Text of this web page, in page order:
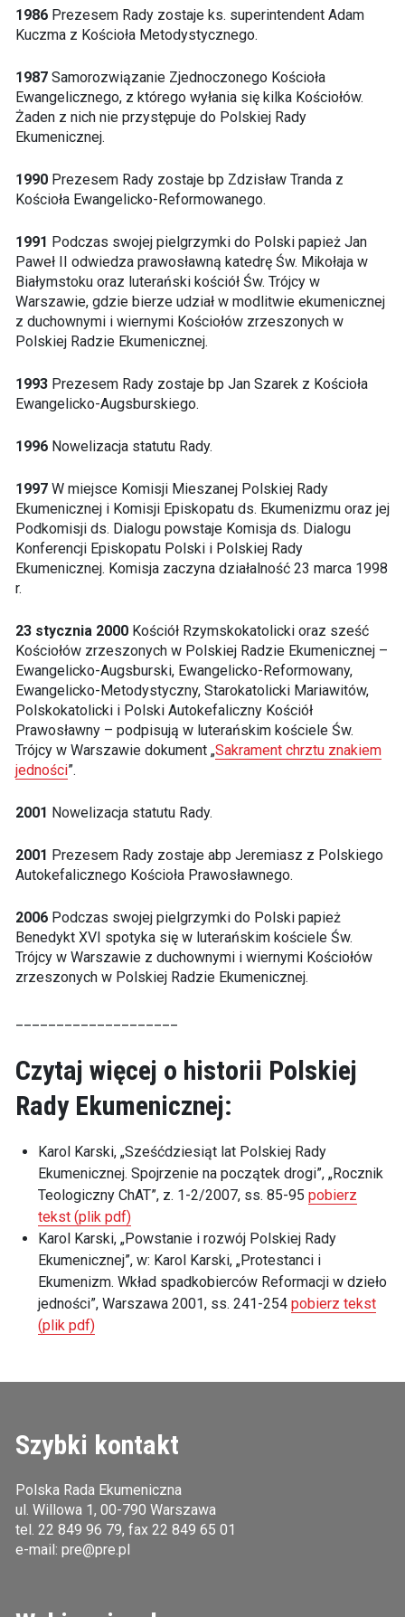
1986Prezesem Rady zostaje ks. superintendent Adam
Kuczma z Kościoła Metodystycznego.
1987Samorozwiązanie Zjednoczonego Kościoła
Ewangelicznego, z którego wyłania się kilka Kościołów.
Żaden z nich nie przystępuje do Polskiej Rady
Ekumenicznej.
1990Prezesem Rady zostaje bp Zdzisław Tranda z
Kościoła Ewangelicko-Reformowanego.
1991 Podczas swojej pielgrzymki do Polski papież Jan
Paweł II odwiedza prawosławną katedrę Św. Mikołaja w
Białymstoku oraz luterański kościół Św. Trójcy w
Warszawie, gdzie bierze udział w modlitwie ekumenicznej
z duchownymi i wiernymi Kościołów zrzeszonych w
Polskiej Radzie Ekumenicznej.
1993Prezesem Rady zostaje bp Jan Szarek z Kościoła
Ewangelicko-Augsburskiego.
1996Nowelizacja statutu Rady.
1997W miejsce Komisji Mieszanej Polskiej Rady
Ekumenicznej i Komisji Episkopatu ds. Ekumenizmu oraz jej
Podkomisji ds. Dialogu powstaje Komisja ds. Dialogu
Konferencji Episkopatu Polski i Polskiej Rady
Ekumenicznej. Komisja zaczyna działalność 23 marca 1998
r.
23 stycznia 2000Kościół Rzymskokatolicki oraz sześć
Kościołów zrzeszonych w Polskiej Radzie Ekumenicznej –
Ewangelicko-Augsburski, Ewangelicko-Reformowany,
Ewangelicko-Metodystyczny, Starokatolicki Mariawitów,
Polskokatolicki i Polski Autokefaliczny Kościół
Prawosławny – podpisują w luterańskim kościele Św.
Trójcy w Warszawie dokument „Sakrament chrztu znakiem
jedności”.
2001 Nowelizacja statutu Rady.
2001 Prezesem Rady zostaje abp Jeremiasz z Polskiego
Autokefalicznego Kościoła Prawosławnego.
2006Podczas swojej pielgrzymki do Polski papież
Benedykt XVI spotyka się w luterańskim kościele Św.
Trójcy w Warszawie z duchownymi i wiernymi Kościołów
zrzeszonych w Polskiej Radzie Ekumenicznej.
Czytaj więcej o historii Polskiej
Rady Ekumenicznej:
Karol Karski, „Sześćdziesiąt lat Polskiej Rady
Ekumenicznej. Spojrzenie na początek drogi”, „Rocznik
Teologiczny ChAT”, z. 1-2/2007, ss. 85-95 pobierz
tekst (plik pdf)
Karol Karski, „Powstanie i rozwój Polskiej Rady
Ekumenicznej”, w: Karol Karski, „Protestanci i
Ekumenizm. Wkład spadkobierców Reformacji w dzieło
jedności”, Warszawa 2001, ss. 241-254 pobierz tekst
(plik pdf)
Szybki kontakt
Polska Rada Ekumeniczna
ul. Willowa 1, 00-790 Warszawa
tel. 22 849 96 79, fax 22 849 65 01
e-mail: pre@pre.pl